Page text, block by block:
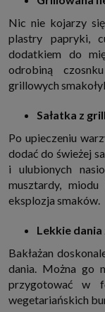
internetowymi.
udzielać, nie
możliwość
momencie.
Twoje dane
przetwarzania,
cofnięcia,
tę zgodę, w
(zwykle nie więcej
podstawą
do czasu
Przekazywanie
Administratorzy
księgowym,
podstawie umowy
taki podmiot do
nich do własnych
np. cookie lub
osobowych w
ruchu na stronach,
wykorzystują
Partnerzy, którzy
Cookies to dane
Nic nie kojarzy
plastry papryki,
dodatkiem do
odrobiną
grillowych
Sałatka z
Po upieczeniu
dodać do świeżej
i ulubionych
musztardy,
eksplozja smaków.
Lekkie dania
Bakłażan
dania. Można go
przygotować w
wegetariańskich